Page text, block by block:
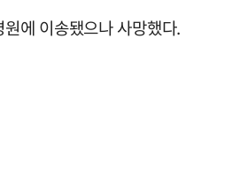
에 이송됐으나 사망했다.